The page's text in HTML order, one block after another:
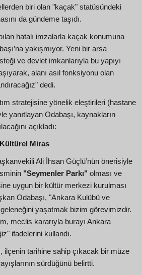
biri olan "kaçak" statüsündeki
da gündeme taşıdı.
hatalı imzalarla kaçak konumuna
yakışmıyor. Yeni bir arsa
ve devlet imkanlarıyla bu yapıyı
alanı asıl fonksiyonu olan
dedi.
stratejisine yönelik eleştirileri (hastane
yanıtlayan Odabaşı, kaynakların
açıkladı:
Miras
Ali İhsan Güçlü’nün önerisiyle
"Seymenler Parkı" olması ve
uygun bir kültür merkezi kurulması
Odabaşı, "Ankara Kulübü ve
yaşatmak bizim görevimizdir.
meclis kararıyla burayı Ankara
ifadelerini kullandı.
ilçenin tarihine sahip çıkacak bir müze
sürdüğünü belirtti.